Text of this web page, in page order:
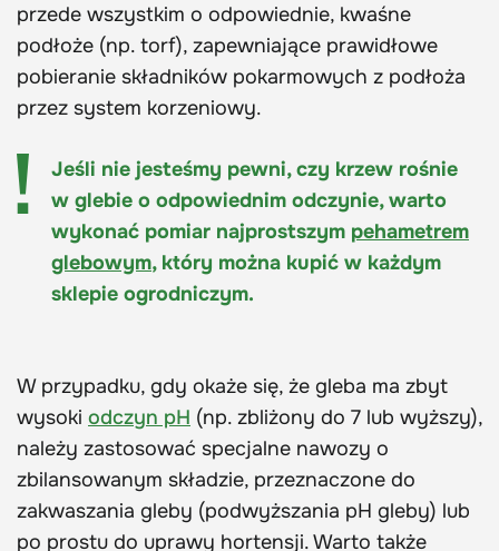
przede wszystkim o odpowiednie, kwaśne
podłoże (np. torf), zapewniające prawidłowe
pobieranie składników pokarmowych z podłoża
przez system korzeniowy.
Jeśli nie jesteśmy pewni, czy krzew rośnie
w glebie o odpowiednim odczynie, warto
wykonać pomiar najprostszym pehametrem
glebowym, który można kupić w każdym
sklepie ogrodniczym.
W przypadku, gdy okaże się, że gleba ma zbyt
wysoki odczyn pH (np. zbliżony do 7 lub wyższy),
należy zastosować specjalne nawozy o
zbilansowanym składzie, przeznaczone do
zakwaszania gleby (podwyższania pH gleby) lub
po prostu do uprawy hortensji. Warto także